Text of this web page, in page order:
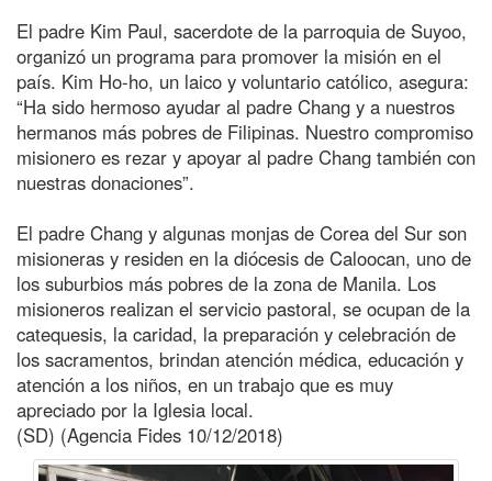
El padre Kim Paul, sacerdote de la parroquia de Suyoo,
organizó un programa para promover la misión en el
país. Kim Ho-ho, un laico y voluntario católico, asegura:
“Ha sido hermoso ayudar al padre Chang y a nuestros
hermanos más pobres de Filipinas. Nuestro compromiso
misionero es rezar y apoyar al padre Chang también con
nuestras donaciones”.
El padre Chang y algunas monjas de Corea del Sur son
misioneras y residen en la diócesis de Caloocan, uno de
los suburbios más pobres de la zona de Manila. Los
misioneros realizan el servicio pastoral, se ocupan de la
catequesis, la caridad, la preparación y celebración de
los sacramentos, brindan atención médica, educación y
atención a los niños, en un trabajo que es muy
apreciado por la Iglesia local.
(SD) (Agencia Fides 10/12/2018)